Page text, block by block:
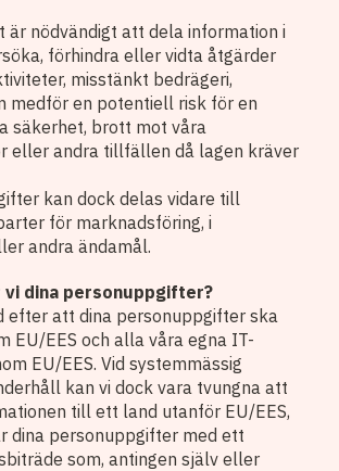
är nödvändigt att dela information i
förhindra eller vidta åtgärder
misstänkt bedrägeri,
medför en potentiell risk för en
säkerhet, brott mot våra
eller andra tillfällen då lagen kräver
kan dock delas vidare till
för marknadsföring, i
andra ändamål.
vi dina personuppgifter?
efter att dina personuppgifter ska
EU/EES och alla våra egna IT-
EU/EES. Vid systemmässig
kan vi dock vara tvungna att
till ett land utanför EU/EES,
dina personuppgifter med ett
som, antingen själv eller